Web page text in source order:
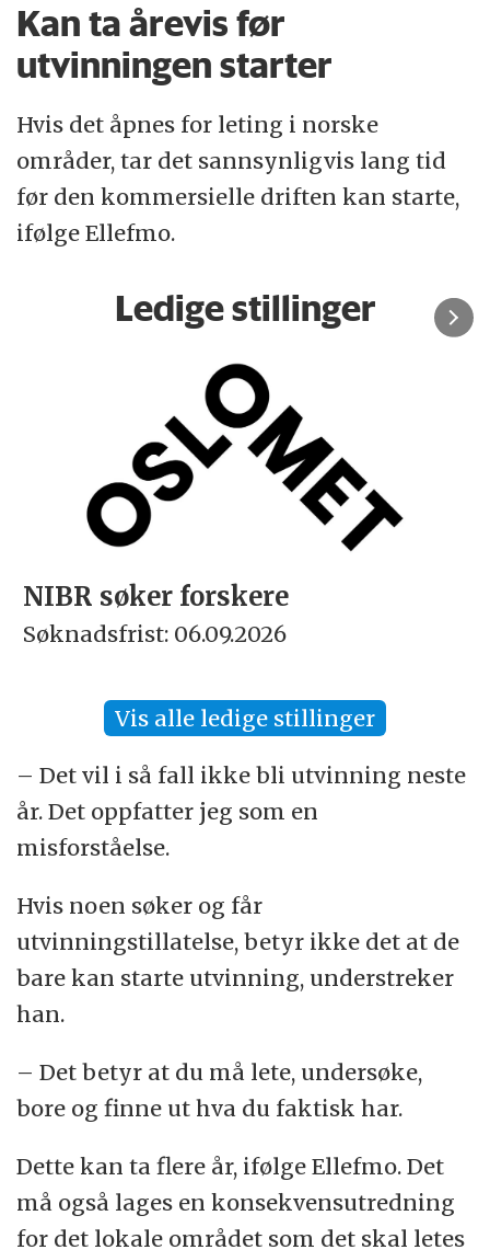
Kan ta årevis før
utvinningen starter
Hvis det åpnes for leting i norske
områder, tar det sannsynligvis lang tid
før den kommersielle driften kan starte,
ifølge Ellefmo.
Ledige stillinger
NIBR søker forskere
Søknadsfrist: 06.09.2026
Vis alle ledige stillinger
– Det vil i så fall ikke bli utvinning neste
år. Det oppfatter jeg som en
misforståelse.
Hvis noen søker og får
utvinningstillatelse, betyr ikke det at de
bare kan starte utvinning, understreker
han.
– Det betyr at du må lete, undersøke,
bore og finne ut hva du faktisk har.
Dette kan ta flere år, ifølge Ellefmo. Det
må også lages en konsekvensutredning
for det lokale området som det skal letes